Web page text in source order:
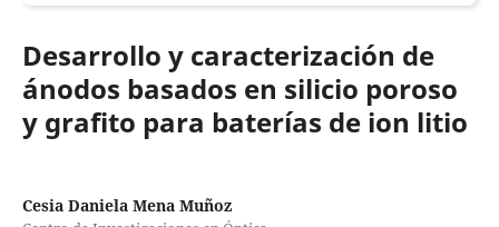
Desarrollo y caracterización de
ánodos basados en silicio poroso
y grafito para baterías de ion litio
Cesia Daniela Mena Muñoz